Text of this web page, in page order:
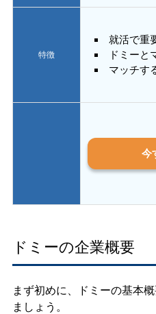
特徴
就活で重
ドミーと
マッチす
今
ドミーの企業概要
まず初めに、ドミーの基本
ましょう。